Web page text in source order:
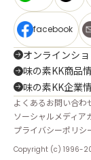
facebook
オンラインシ
味の素KK商品
味の素KK企業
よくあるお問い合わ
ソーシャルメディア
プライバシーポリシ
Copyright (c) 1996-